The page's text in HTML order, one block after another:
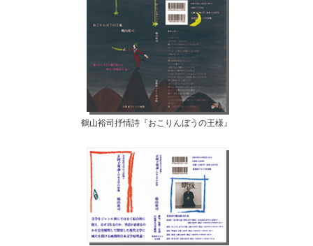
鶴山裕司抒情詩『おこりんぼうの王様』